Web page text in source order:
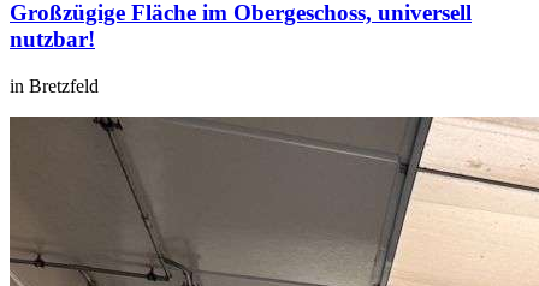
Großzügige Fläche im Obergeschoss, universell
nutzbar!
in Bretzfeld